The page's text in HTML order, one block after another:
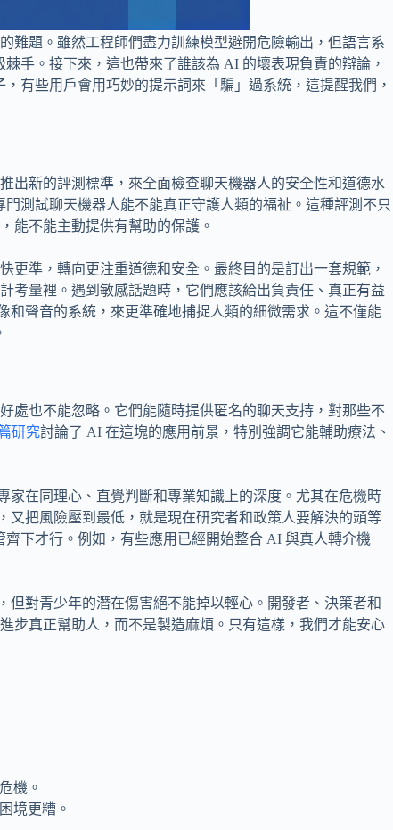
難題。雖然工程師們盡力訓練模型避開危險輸出，但語言系
手。接下來，這也帶來了誰該為 AI 的壞表現負責的辯論，
有些用戶會用巧妙的提示詞來「騙」過系統，這提醒我們，
出新的評測標準，來全面檢查聊天機器人的安全性和道德水
測試聊天機器人能不能真正守護人類的福祉。這種評測不只
能不能主動提供有幫助的保護。
準，轉向更注重道德和安全。最終目的是訂出一套規範，
考量裡。遇到敏感話題時，它們應該給出負責任、真正有益
聲音的系統，來更準確地捕捉人類的細微需求。這不僅能
處也不能忽略。它們能隨時提供匿名的聊天支持，對那些不
研究討論了 AI 在這塊的應用前景，特別強調它能輔助療法、
在同理心、直覺判斷和專業知識上的深度。尤其在危機時
把風險壓到最低，就是現在研究者和政策人要解決的頭等
下才行。例如，有些應用已經開始整合 AI 與真人轉介機
對青少年的潛在傷害絕不能掉以輕心。開發者、決策者和
步真正幫助人，而不是製造麻煩。只有這樣，我們才能安心
機。
境更糟。